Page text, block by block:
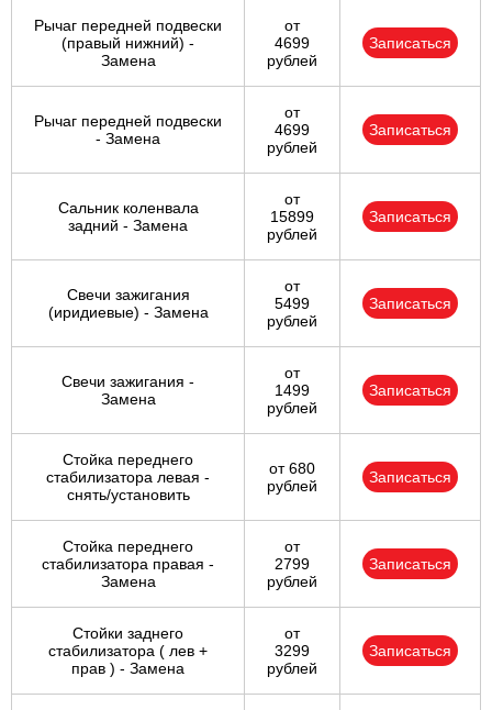
Рычаг передней подвески
(правый нижний) -
Замена
от
4699
рублей
Записаться
Рычаг передней подвески
- Замена
от
4699
рублей
Записаться
Сальник коленвала
задний - Замена
от
15899
рублей
Записаться
Свечи зажигания
(иридиевые) - Замена
от
5499
рублей
Записаться
Свечи зажигания -
Замена
от
1499
рублей
Записаться
Стойка переднего
стабилизатора левая -
снять/установить
от 680
рублей
Записаться
Стойка переднего
стабилизатора правая -
Замена
от
2799
рублей
Записаться
Стойки заднего
стабилизатора ( лев +
прав ) - Замена
от
3299
рублей
Записаться